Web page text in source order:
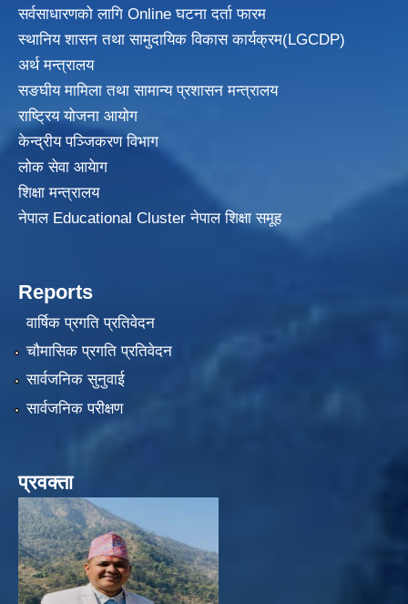
सर्वसाधारणको लागि Online घटना दर्ता फारम
स्थानिय शासन तथा सामुदायिक विकासकार्यक्रम(LGCDP)
अर्थ मन्त्रालय
सङघीय मामिला तथा सामान्य प्रशासन मन्त्रालय
राष्ट्रिय योजना आयोग
केन्द्रीय पञ्जिकरण विभाग
लोक सेवा आयेाग
शिक्षा मन्त्रालय
नेपाल Educational Cluster नेपाल शिक्षा समूह
Reports
वार्षिक प्रगति प्रतिवेदन
चौमासिक प्रगति प्रतिवेदन
सार्वजनिक सुनुवाई
सार्वजनिक परीक्षण
प्रवक्ता